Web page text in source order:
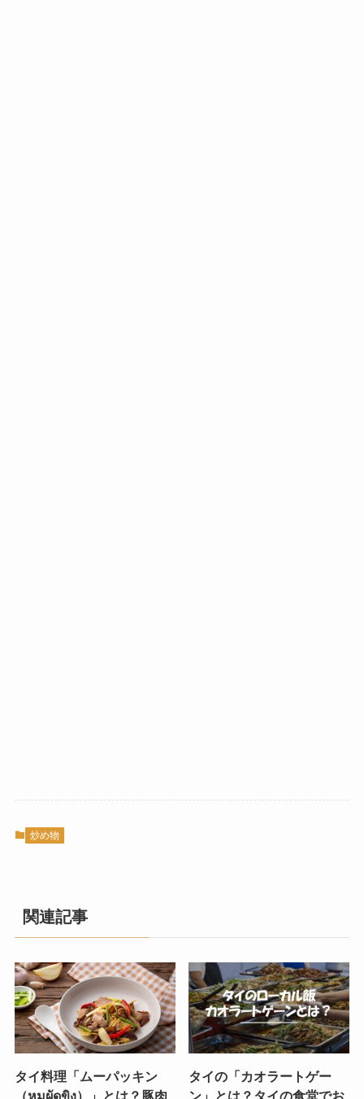
炒め物
関連記事
タイ料理「ムーパッキン
（หมูผัดขิง）」とは？豚肉
タイの「カオラートゲー
ン」とは？タイの食堂でお